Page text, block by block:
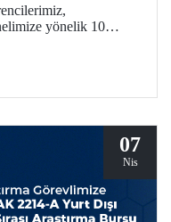
yönelik 10
Nisan! Katılımcılar
07
Nis